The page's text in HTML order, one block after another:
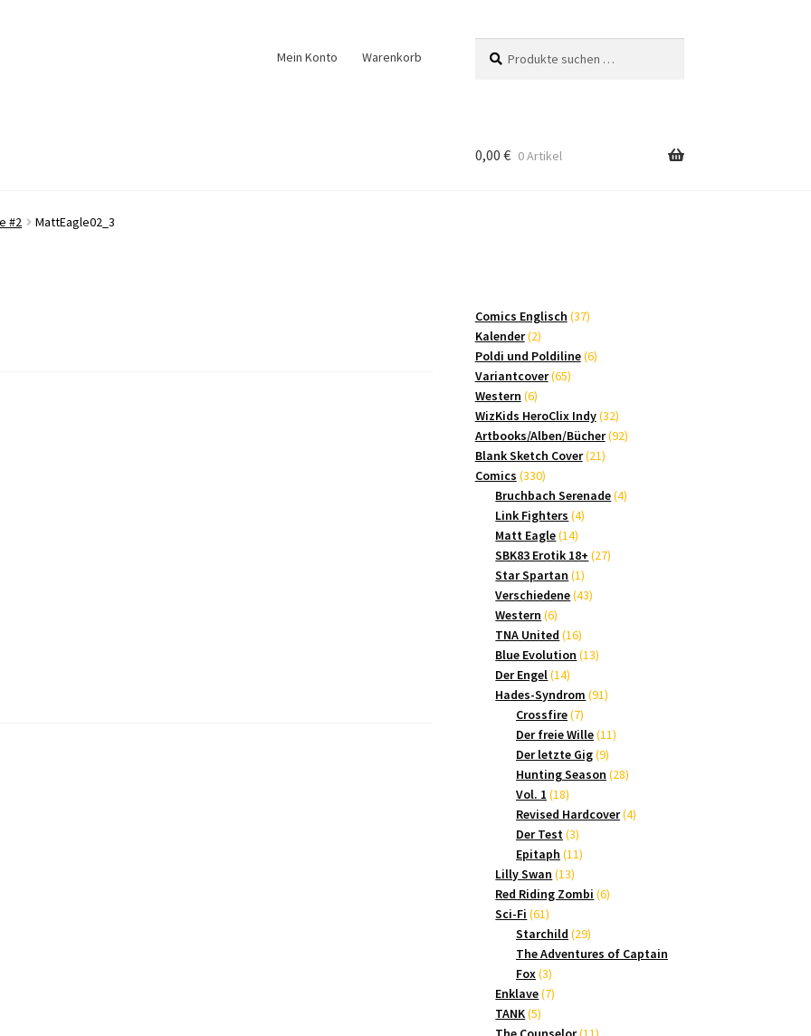
Mein Konto Warenkorb
nach:
0,00 € 0 Artikel
#2 MattEagle02_3
Comics Englisch 3737
Kalender 22
Produkte
Poldi und Poldiline 66
Variantcover 6565
Western 66
Produkte
WizKids HeroClix Indy 3232
Produkte
Artbooks/Alben/Bücher 9292
Blank Sketch Cover 2121
Comics 330330
Produkte
Bruchbach Serenade 44
Link Fighters 44
Matt Eagle 1414
Produkte
SBK83 Erotik 18+ 2727
Star Spartan 11
Produkt
Verschiedene 4343
Western 66
Produkte
TNA United 1616
Produkte
Blue Evolution 1313
Der Engel 1414
Produkte
Hades-Syndrom 9191
Crossfire 77
Produkte
Der freie Wille 1111
Der letzte Gig 99
Produkte
Hunting Season 2828
Vol. 1 1818
Produkte
Revised Hardcover 44
Der Test 33
Produkte
Epitaph 1111
Lilly Swan 1313
Produkte
Red Riding Zombi 66
Sci-Fi 6161
Produkte
Starchild 2929
Produkte
The Adventures of Captain
Fox 33
Produkte
Enklave 77
TANK 55
Produkte 11